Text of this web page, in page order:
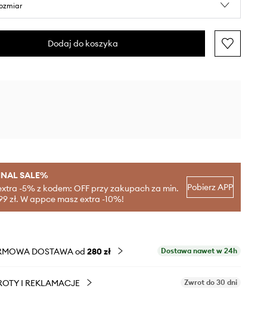
Dodaj do koszyka
SALE%
-5% z kodem: OFF przy zakupach za min.
zł. W appce masz extra -10%!
Pobierz APP
DOSTAWA od 280 zł Dostawa nawet w 24h
I REKLAMACJE Zwrot do 30 dni